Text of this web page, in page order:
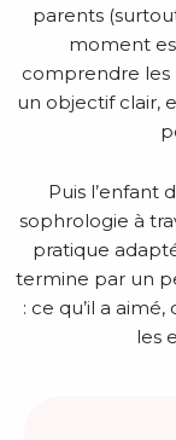
parents
moment
comprendre les
un objectif clair,
Puis l’enfant
sophrologie à
pratique
termine par un
: ce qu’il a
les